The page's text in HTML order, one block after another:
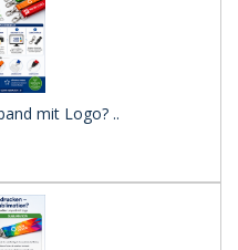
mit Logo? ..